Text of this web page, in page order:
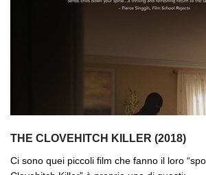
THE CLOVEHITCH KILLER (2018)
Ci sono quei piccoli film che fanno il loro